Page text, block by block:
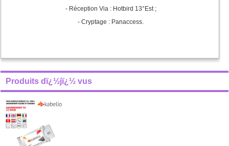
- Réception Via : Hotbird 13°Est ;
- Cryptage : Panaccess.
Produits dï¿½jï¿½ vus